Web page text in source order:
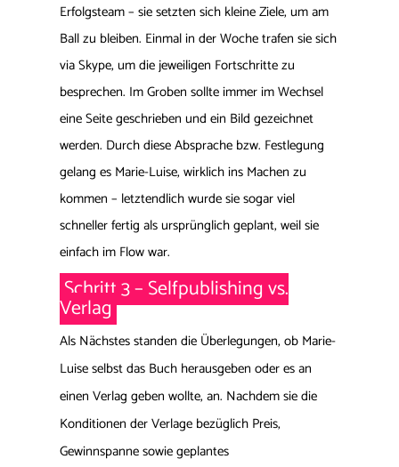
Erfolgsteam – sie setzten sich kleine Ziele, um am
Ball zu bleiben. Einmal in der Woche trafen sie sich
via Skype, um die jeweiligen Fortschritte zu
besprechen. Im Groben sollte immer im Wechsel
eine Seite geschrieben und ein Bild gezeichnet
werden. Durch diese Absprache bzw. Festlegung
gelang es Marie-Luise, wirklich ins Machen zu
kommen – letztendlich wurde sie sogar viel
schneller fertig als ursprünglich geplant, weil sie
einfach im Flow war.
Schritt 3 – Selfpublishing vs.
Verlag
Als Nächstes standen die Überlegungen, ob Marie-
Luise selbst das Buch herausgeben oder es an
einen Verlag geben wollte, an. Nachdem sie die
Konditionen der Verlage bezüglich Preis,
Gewinnspanne sowie geplantes